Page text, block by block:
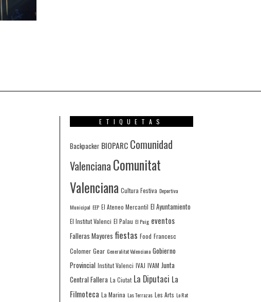
ETIQUETAS
Backpacker BIOPARC Comunidad
Valenciana Comunitat
Valenciana Cultura Festiva Deportiva
Municipal EEP El Ateneo Mercantil El Ayuntamiento
El Institut Valenci El Palau El Puig eventos
Falleras Mayores fiestas Food Francesc
Colomer Gear Generalitat Valenciana Gobierno
Provincial Institut Valenci IVAJ IVAM Junta
Central Fallera La Ciutat La Diputaci La
Filmoteca La Marina Las Terrazas Les Arts Lo Rat